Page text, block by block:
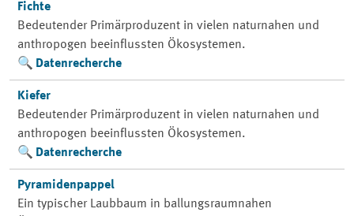
Fichte
Bedeutender Primärproduzent in vielen naturnahen und
anthropogen beeinflussten Ökosystemen.
Datenrecherche
Kiefer
Bedeutender Primärproduzent in vielen naturnahen und
anthropogen beeinflussten Ökosystemen.
Datenrecherche
Pyramidenpappel
Ein typischer Laubbaum in ballungsraumnahen